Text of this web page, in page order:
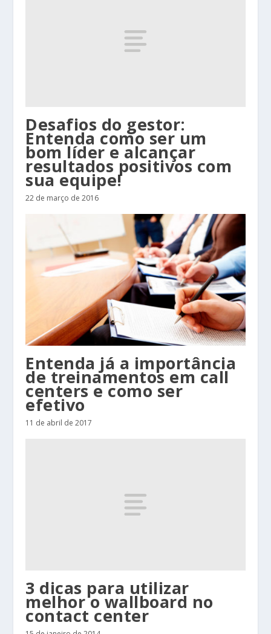
Desafios do gestor:
Entenda como ser um
bom líder e alcançar
resultados positivos com
sua equipe!
22 de março de 2016
Entenda já a importância
de treinamentos em call
centers e como ser
efetivo
11 de abril de 2017
3 dicas para utilizar
melhor o wallboard no
contact center